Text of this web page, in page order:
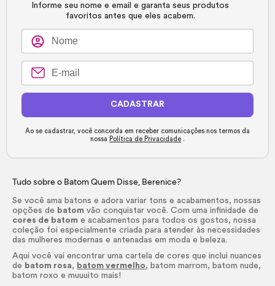
Informe seu nome e email e garanta seus produtos
favoritos antes que eles acabem.
CADASTRAR
Ao se cadastrar, você concorda em receber comunicações nos termos da
nossa Política de Privacidade .
Tudo sobre o Batom Quem Disse, Berenice?
Se você ama batons e adora variar tons e acabamentos, nossas
opções de batom vão conquistar você. Com uma infinidade de
cores de batom e acabamentos para todos os gostos, nossa
coleção foi especialmente criada para atender às necessidades
das mulheres modernas e antenadas em moda e beleza.
Aqui você vai encontrar uma cartela de cores que inclui nuances
de batom rosa, batom vermelho, batom marrom, batom nude,
batom roxo e muuuito mais!